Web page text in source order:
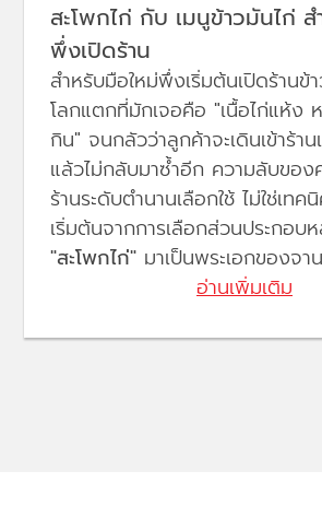
สะโพกไก่ กับ เมนูข้าวมันไก่ ส
พึ่งเปิดร้าน
สำหรับมือใหม่พึ่งเริ่มต้นเปิดร้าน
โลกแตกที่มักเจอคือ "เนื้อไก่แห้ง
กิน" จนกลัวว่าลูกค้าจะเดินเข้าร้า
แล้วไม่กลับมาซ้ำอีก ความลับของ
ร้านระดับตำนานเลือกใช้ ไม่ใช่เท
เริ่มต้นจากการเลือกส่วนประกอบ
"สะโพกไก่" มาเป็นพระเอกของจาน
อ่านเพิ่มเติม